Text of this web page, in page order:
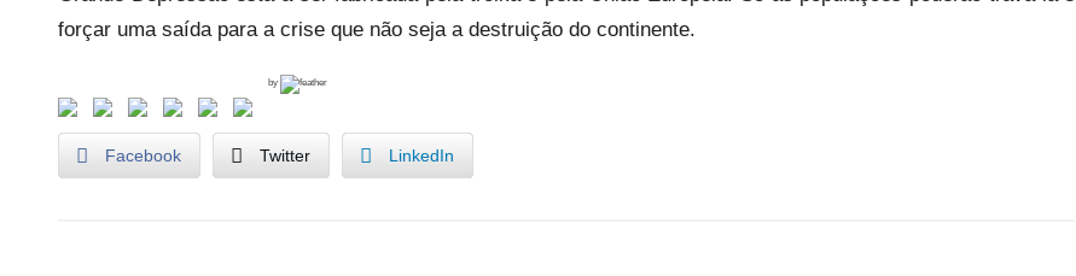
forçar uma saída para a crise que não seja a destruição do continente.
by
Facebook Twitter LinkedIn